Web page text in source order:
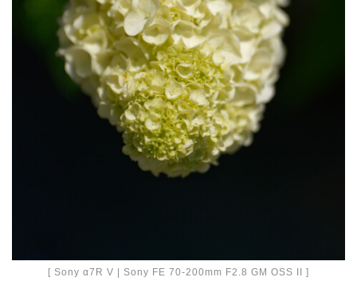
[ Sony α7R V | Sony FE 70-200mm F2.8 GM OSS II ]